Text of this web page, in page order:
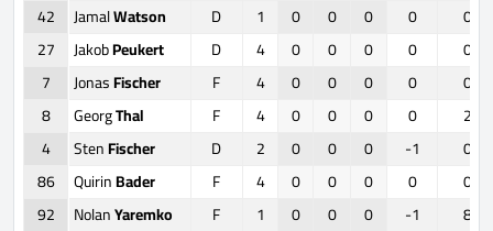
42
JamalWatson D 1 0 0 0 0
0
27
JakobPeukert D 4 0 0 0 0
0
7
JonasFischer F 4 0 0 0 0
0
8
GeorgThal F 4 0 0 0 0
2
4
StenFischer D 2 0 0 0 -1
0
86
QuirinBader F 4 0 0 0 0
0
92
NolanYaremko F 1 0 0 0 -1
8